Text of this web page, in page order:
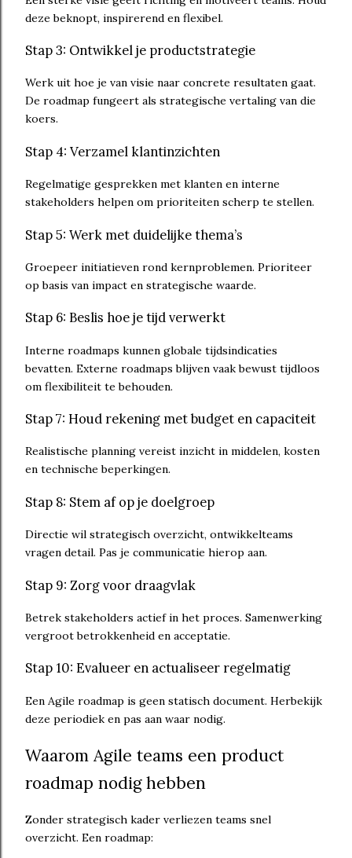
deze beknopt, inspirerend en flexibel.
Stap 3: Ontwikkel je productstrategie
Werk uit hoe je van visie naar concrete resultaten gaat.
De roadmap fungeert als strategische vertaling van die
koers.
Stap 4: Verzamel klantinzichten
Regelmatige gesprekken met klanten en interne
stakeholders helpen om prioriteiten scherp te stellen.
Stap 5: Werk met duidelijke thema’s
Groepeer initiatieven rond kernproblemen. Prioriteer
op basis van impact en strategische waarde.
Stap 6: Beslis hoe je tijd verwerkt
Interne roadmaps kunnen globale tijdsindicaties
bevatten. Externe roadmaps blijven vaak bewust tijdloos
om flexibiliteit te behouden.
Stap 7: Houd rekening met budget en capaciteit
Realistische planning vereist inzicht in middelen, kosten
en technische beperkingen.
Stap 8: Stem af op je doelgroep
Directie wil strategisch overzicht, ontwikkelteams
vragen detail. Pas je communicatie hierop aan.
Stap 9: Zorg voor draagvlak
Betrek stakeholders actief in het proces. Samenwerking
vergroot betrokkenheid en acceptatie.
Stap 10: Evalueer en actualiseer regelmatig
Een Agile roadmap is geen statisch document. Herbekijk
deze periodiek en pas aan waar nodig.
Waarom Agile teams een product
roadmap nodig hebben
Zonder strategisch kader verliezen teams snel
overzicht. Een roadmap: